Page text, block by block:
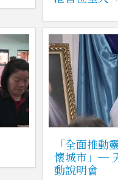
「全面推
懷城市」─
動說明會